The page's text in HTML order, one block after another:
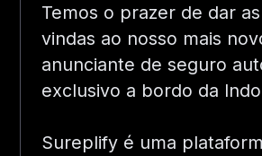
Temos o prazer de dar
vindas ao nosso mais
anunciante de seguro
exclusivo a bordo da
Sureplify é uma